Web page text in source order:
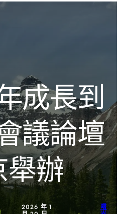
collection of luxury resorts
成長到
議論壇
舉辦
2026 年 1
曙